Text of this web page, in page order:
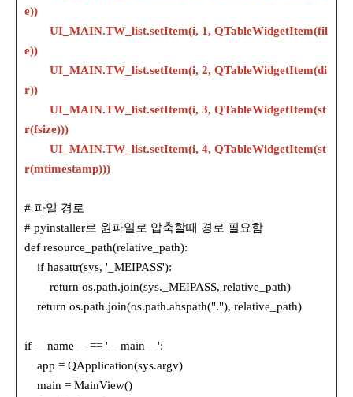
e))
UI_MAIN.TW_list.setItem(i, 1, QTableWidgetItem(fil
e))
UI_MAIN.TW_list.setItem(i, 2, QTableWidgetItem(di
r))
UI_MAIN.TW_list.setItem(i, 3, QTableWidgetItem(st
r(fsize)))
UI_MAIN.TW_list.setItem(i, 4, QTableWidgetItem(st
r(mtimestamp)))
# 파일 경로
# pyinstaller로 원파일로 압축할때 경로 필요함
def resource_path(relative_path):
if hasattr(sys, '_MEIPASS'):
return os.path.join(sys._MEIPASS, relative_path)
return os.path.join(os.path.abspath("."), relative_path)
if __name__ == '__main__':
app = QApplication(sys.argv)
main = MainView()